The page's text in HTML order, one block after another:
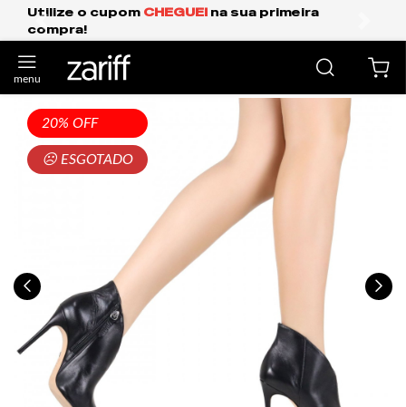
primeira Frete Grátis Expresso para o
anterior
20% OFF
☹ ESGOTADO